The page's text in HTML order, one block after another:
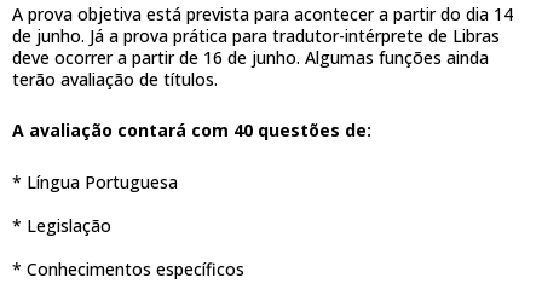
A prova objetiva está prevista para acontecer a partir do dia 14
de junho. Já a prova prática para tradutor-intérprete de Libras
deve ocorrer a partir de 16 de junho. Algumas funções ainda
terão avaliação de títulos.
A avaliação contará com 40 questões de:
* Língua Portuguesa
* Legislação
* Conhecimentos específicos